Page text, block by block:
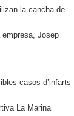
la cancha de
empresa, Josep
casos d’infarts
La Marina